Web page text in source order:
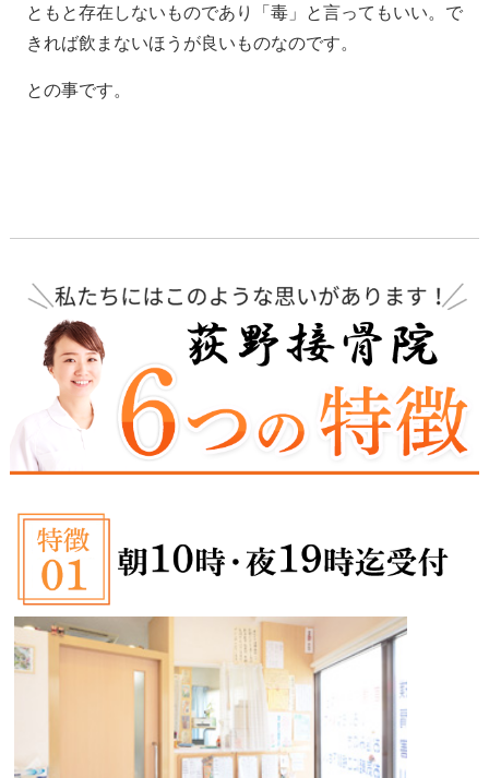
ともと存在しないものであり「毒」と言ってもいい。で
きれば飲まないほうが良いものなのです。
との事です。